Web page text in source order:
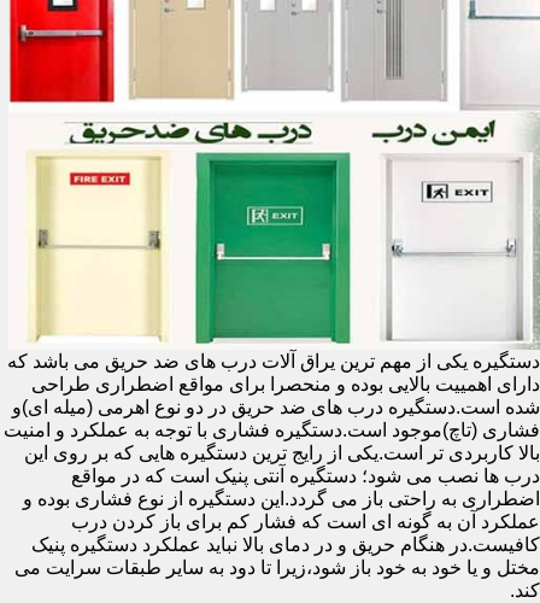
دستگیره یکی از مهم ترین یراق آلات درب های ضد حریق می باشد که
دارای اهمییت بالایی بوده و منحصرا برای مواقع اضطراری طراحی
شده است.دستگیره درب های ضد حریق در دو نوع اهرمی (میله ای)و
فشاری (تاچ)موجود است.دستگیره فشاری با توجه به عملکرد و امنیت
بالا کاربردی تر است.یکی از رایج ترین دستگیره هایی که بر روی این
درب ها نصب می شود؛ دستگیره آنتی پنیک است که در مواقع
اضطراری به راحتی باز می گردد.این دستگیره از نوع فشاری بوده و
عملکرد آن به گونه ای است که فشار کم برای باز کردن درب
کافیست.در هنگام حریق و در دمای بالا نباید عملکرد دستگیره پنیک
مختل و یا خود به خود باز شود،زیرا تا دود به سایر طبقات سرایت می
کند.